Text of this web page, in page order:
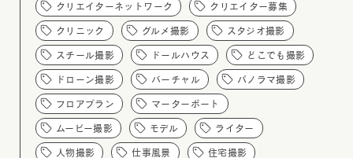
クリエイターネットワーク クリエイター募集
クリニック グルメ撮影 スタジオ撮影
スチール撮影 ドールハウス どこでも撮影
ドローン撮影 バーチャル パノラマ撮影
フロアプラン マーターポート
ムービー撮影 モデル ライター
人物撮影 仕事風景 住宅撮影